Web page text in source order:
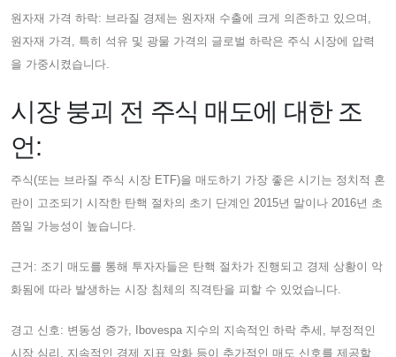
원자재 가격 하락: 브라질 경제는 원자재 수출에 크게 의존하고 있으며,
원자재 가격, 특히 석유 및 광물 가격의 글로벌 하락은 주식 시장에 압력
을 가중시켰습니다.
시장 붕괴 전 주식 매도에 대한 조
언:
주식(또는 브라질 주식 시장 ETF)을 매도하기 가장 좋은 시기는 정치적 혼
란이 고조되기 시작한 탄핵 절차의 초기 단계인 2015년 말이나 2016년 초
쯤일 가능성이 높습니다.
근거: 조기 매도를 통해 투자자들은 탄핵 절차가 진행되고 경제 상황이 악
화됨에 따라 발생하는 시장 침체의 직격탄을 피할 수 있었습니다.
경고 신호: 변동성 증가, Ibovespa 지수의 지속적인 하락 추세, 부정적인
시장 심리, 지속적인 경제 지표 악화 등이 추가적인 매도 신호를 제공할